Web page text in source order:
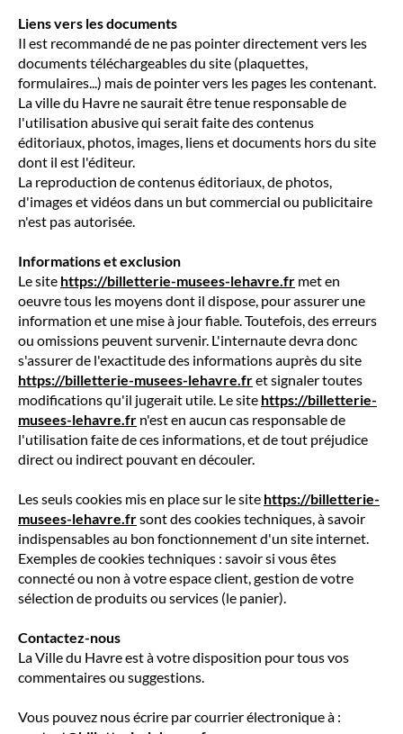
Liens vers les documents
Il est recommandé de ne pas pointer directement vers les
documents téléchargeables du site (plaquettes,
formulaires...) mais de pointer vers les pages les contenant.
La ville du Havre ne saurait être tenue responsable de
l'utilisation abusive qui serait faite des contenus
éditoriaux, photos, images, liens et documents hors du site
dont il est l'éditeur.
La reproduction de contenus éditoriaux, de photos,
d'images et vidéos dans un but commercial ou publicitaire
n'est pas autorisée.
Informations et exclusion
Le site https://billetterie-musees-lehavre.fr met en
oeuvre tous les moyens dont il dispose, pour assurer une
information et une mise à jour fiable. Toutefois, des erreurs
ou omissions peuvent survenir. L'internaute devra donc
s'assurer de l'exactitude des informations auprès du site
https://billetterie-musees-lehavre.fret signaler toutes
modifications qu'il jugerait utile. Le site https://billetterie-
musees-lehavre.fr n'est en aucun cas responsable de
l'utilisation faite de ces informations, et de tout préjudice
direct ou indirect pouvant en découler.
Les seuls cookies mis en place sur le site https://billetterie-
musees-lehavre.frsont des cookies techniques, à savoir
indispensables au bon fonctionnement d'un site internet.
Exemples de cookies techniques : savoir si vous êtes
connecté ou non à votre espace client, gestion de votre
sélection de produits ou services (le panier).
Contactez-nous
La Ville du Havre est à votre disposition pour tous vos
commentaires ou suggestions.
Vous pouvez nous écrire par courrier électronique à :